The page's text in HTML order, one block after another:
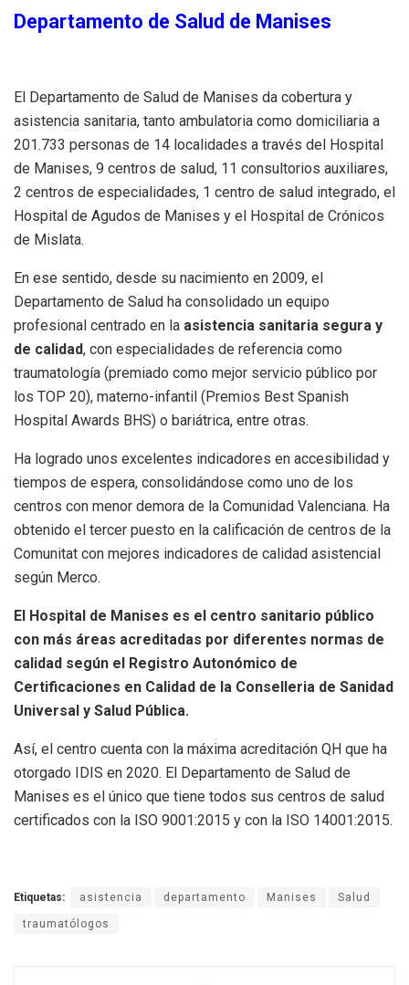
Departamento de Salud de Manises
El Departamento de Salud de Manises da cobertura y
asistencia sanitaria, tanto ambulatoria como domiciliaria a
201.733 personas de 14 localidades a través del Hospital
de Manises, 9 centros de salud, 11 consultorios auxiliares,
2 centros de especialidades, 1 centro de salud integrado, el
Hospital de Agudos de Manises y el Hospital de Crónicos
de Mislata.
En ese sentido, desde su nacimiento en 2009, el
Departamento de Salud ha consolidado un equipo
profesional centrado en la asistencia sanitaria segura y
de calidad, con especialidades de referencia como
traumatología (premiado como mejor servicio público por
los TOP 20), materno-infantil (Premios Best Spanish
Hospital Awards BHS) o bariátrica, entre otras.
Ha logrado unos excelentes indicadores en accesibilidad y
tiempos de espera, consolidándose como uno de los
centros con menor demora de la Comunidad Valenciana. Ha
obtenido el tercer puesto en la calificación de centros de la
Comunitat con mejores indicadores de calidad asistencial
según Merco.
El Hospital de Manises es el centro sanitario público
con más áreas acreditadas por diferentes normas de
calidad según el Registro Autonómico de
Certificaciones en Calidad de la Conselleria de Sanidad
Universal y Salud Pública.
Así, el centro cuenta con la máxima acreditación QH que ha
otorgado IDIS en 2020. El Departamento de Salud de
Manises es el único que tiene todos sus centros de salud
certificados con la ISO 9001:2015 y con la ISO 14001:2015.
Etiquetas: asistencia departamento Manises Salud
traumatólogos